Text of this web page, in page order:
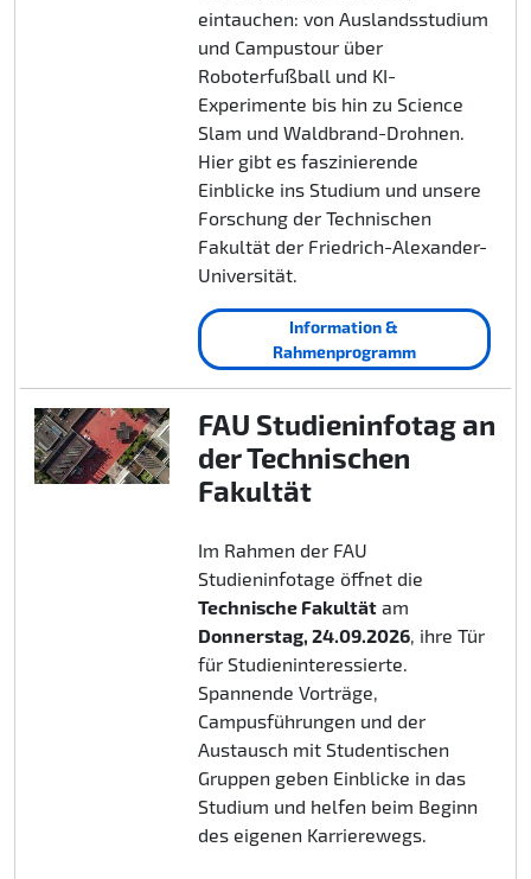
eintauchen: von Auslandsstudium
und Campustour über
Roboterfußball und KI-
Experimente bis hin zu Science
Slam und Waldbrand-Drohnen.
Hier gibt es faszinierende
Einblicke ins Studium und unsere
Forschung der Technischen
Fakultät der Friedrich-Alexander-
Universität.
Information &
Rahmenprogramm
FAU Studieninfotag an
der Technischen
Fakultät
Im Rahmen der FAU
Studieninfotage öffnet die
Technische Fakultätam
Donnerstag, 24.09.2026, ihre Tür
für Studieninteressierte.
Spannende Vorträge,
Campusführungen und der
Austausch mit Studentischen
Gruppen geben Einblicke in das
Studium und helfen beim Beginn
des eigenen Karrierewegs.